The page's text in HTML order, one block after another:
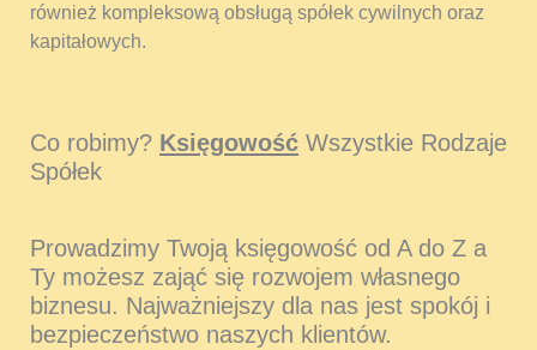
również kompleksową obsługą spółek cywilnych oraz
kapitałowych.
Co robimy? Księgowość Wszystkie Rodzaje
Spółek
Prowadzimy Twoją księgowość od A do Z a
Ty możesz zająć się rozwojem własnego
biznesu. Najważniejszy dla nas jest spokój i
bezpieczeństwo naszych klientów.